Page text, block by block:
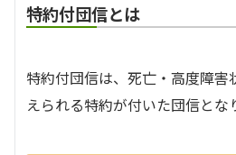
特約付団信とは
特約付団信は、死亡・高度障
えられる特約が付いた団信とな